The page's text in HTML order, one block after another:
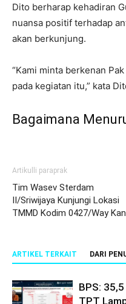
Dito berharap kehadiran
nuansa positif terhadap
akan berkunjung.
“Kami minta berkenan
pada kegiatan itu,” kata
Bagaimana
Artikulli paraprak
Tim Wasev Sterdam
II/Sriwijaya Kunjungi Lokasi
TMMD Kodim 0427/Way
ARTIKEL TERKAIT DARI
BPS:
TPT